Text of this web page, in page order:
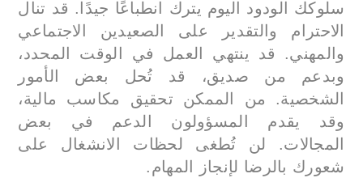
سلوكك الودود اليوم يترك انطباعًا جيدًا. قد تنال
الاحترام والتقدير على الصعيدين الاجتماعي
والمهني. قد ينتهي العمل في الوقت المحدد،
وبدعم من صديق، قد تُحل بعض الأمور
الشخصية. من الممكن تحقيق مكاسب مالية،
وقد يقدم المسؤولون الدعم في بعض
المجالات. لن تُطغى لحظات الانشغال على
شعورك بالرضا لإنجاز المهام.